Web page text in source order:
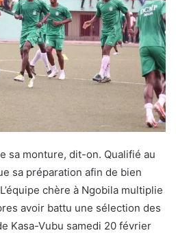
sa monture, dit-on. Qualifié au
sa préparation afin de bien
chère à Ngobila multiplie
avoir battu une sélection des
Kasa-Vubu samedi 20 février